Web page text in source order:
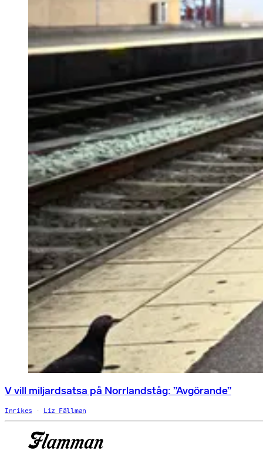
V vill miljardsatsa på Norrlandståg: ”Avgörande”
Inrikes Liz Fällman